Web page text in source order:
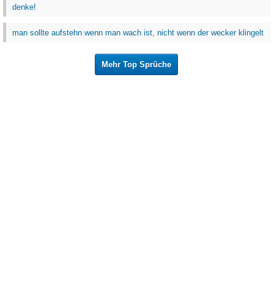
denke!
man sollte aufstehn wenn man wach ist, nicht wenn der wecker klingelt
Mehr Top Sprüche